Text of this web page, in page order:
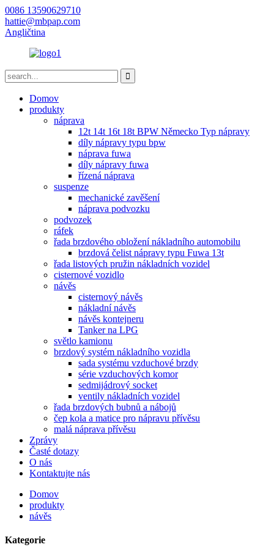
0086 13590629710
hattie@mbpap.com
Angličtina
Domov
produkty
náprava
12t 14t 16t 18t BPW Německo Typ nápravy
díly nápravy typu bpw
náprava fuwa
díly nápravy fuwa
řízená náprava
suspenze
mechanické zavěšení
náprava podvozku
podvozek
ráfek
řada brzdového obložení nákladního automobilu
brzdová čelist nápravy typu Fuwa 13t
řada listových pružin nákladních vozidel
cisternové vozidlo
návěs
cisternový návěs
nákladní návěs
návěs kontejneru
Tanker na LPG
světlo kamionu
brzdový systém nákladního vozidla
sada systému vzduchové brzdy
série vzduchových komor
sedmijádrový socket
ventily nákladních vozidel
řada brzdových bubnů a nábojů
čep kola a matice pro nápravu přívěsu
malá náprava přívěsu
Zprávy
Časté dotazy
O nás
Kontaktujte nás
Domov
produkty
návěs
Kategorie